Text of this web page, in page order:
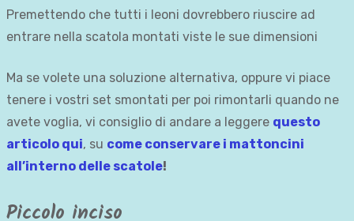
Premettendo che tutti i leoni dovrebbero riuscire ad
entrare nella scatola montati viste le sue dimensioni
Ma se volete una soluzione alternativa, oppure vi piace
tenere i vostri set smontati per poi rimontarli quando ne
avete voglia, vi consiglio di andare a leggere questo
articolo qui, su come conservare i mattoncini
all’interno delle scatole!
Piccolo inciso